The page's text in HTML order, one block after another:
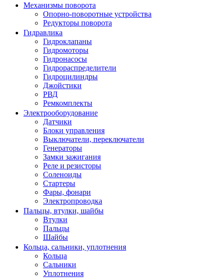
Механизмы поворота
Опорно-поворотные устройства
Редукторы поворота
Гидравлика
Гидроклапаны
Гидромоторы
Гидронасосы
Гидрораспределители
Гидроцилиндры
Джойстики
РВД
Ремкомплекты
Электрооборудование
Датчики
Блоки управления
Выключатели, переключатели
Генераторы
Замки зажигания
Реле и резисторы
Соленоиды
Стартеры
Фары, фонари
Электропроводка
Пальцы, втулки, шайбы
Втулки
Пальцы
Шайбы
Кольца, сальники, уплотнения
Кольца
Сальники
Уплотнения